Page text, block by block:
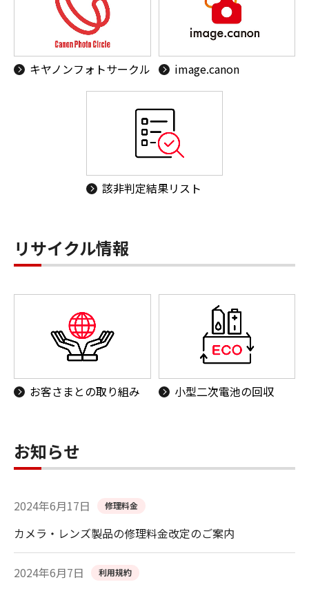
キヤノンフォトサークル image.canon
該非判定結果リスト
リサイクル情報
お客さまとの取り組み 小型二次電池の回収
お知らせ
2024年6月17日 修理料金
カメラ・レンズ製品の修理料金改定のご案内
2024年6月7日 利用規約